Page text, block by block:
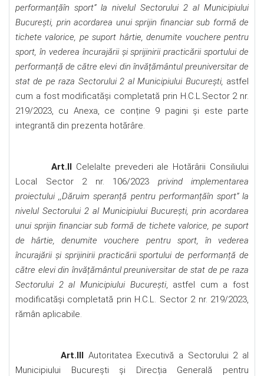
performanțăîn sport” la nivelul Sectorului 2 al Municipiului
București, prin acordarea unui sprijin financiar sub formă de
tichete valorice, pe suport hârtie, denumite vouchere pentru
sport, în vederea încurajării și sprijinirii practicării sportului de
performanță de către elevi din învățământul preuniversitar de
stat de pe raza Sectorului 2 al Municipiului București, astfel
cum a fost modificatăși completată prin H.C.L.Sector 2 nr.
219/2023, cu Anexa, ce conține 9 pagini și este parte
integrantă din prezenta hotărâre.
Art.II Celelalte prevederi ale Hotărârii Consiliului
Local Sector 2 nr. 106/2023 privind implementarea
proiectului ,,Dăruim speranță pentru performanțăîn sport” la
nivelul Sectorului 2 al Municipiului București, prin acordarea
unui sprijin financiar sub formă de tichete valorice, pe suport
de hârtie, denumite vouchere pentru sport, în vederea
încurajării și sprijinirii practicării sportului de performanță de
către elevi din învățământul preuniversitar de stat de pe raza
Sectorului 2 al Municipiului București, astfel cum a fost
modificatăși completată prin H.C.L. Sector 2 nr. 219/2023,
rămân aplicabile.
Art.IIIAutoritatea Executivă a Sectorului 2 al
Municipiului București și Direcția Generală pentru